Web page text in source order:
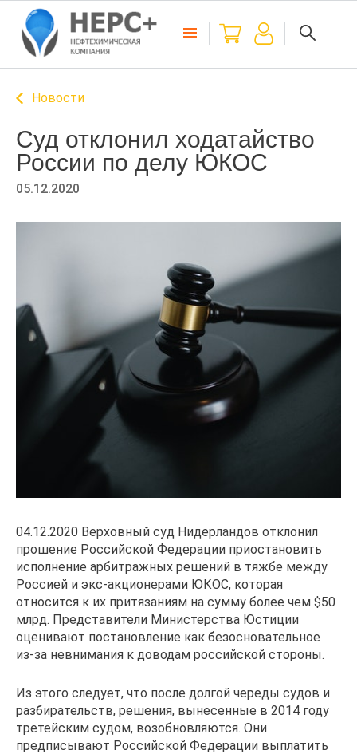
Новости
Суд отклонил ходатайство
России по делу ЮКОС
05.12.2020
04.12.2020 Верховный суд Нидерландов отклонил
прошение Российской Федерации приостановить
исполнение арбитражных решений в тяжбе между
Россией и экс-акционерами ЮКОС, которая
относится к их притязаниям на сумму более чем $50
млрд. Представители Министерства Юстиции
оценивают постановление как безосновательное
из-за невнимания к доводам российской стороны.
Из этого следует, что после долгой череды судов и
разбирательств, решения, вынесенные в 2014 году
третейским судом, возобновляются. Они
предписывают Российской Федерации выплатить